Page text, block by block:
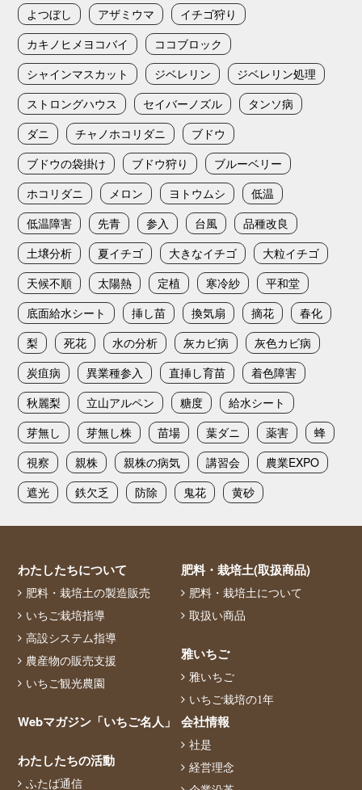
よつぼし
アザミウマ
イチゴ狩り
カキノヒメヨコバイ
ココブロック
シャインマスカット
ジベレリン
ジベレリン処理
ストロングハウス
セイバーノズル
タンソ病
ダニ
チャノホコリダニ
ブドウ
ブドウの袋掛け
ブドウ狩り
ブルーベリー
ホコリダニ
メロン ヨトウムシ
低温
低温障害
先青 参入 台風
品種改良
土壌分析
夏イチゴ 大きなイチゴ
大粒イチゴ
天候不順
太陽熱 定植 寒冷紗
平和堂
底面給水シート
挿し苗 換気扇 摘花
春化
梨
死花 水の分析 灰カビ病
灰色カビ病
炭疽病
異業種参入 直挿し育苗
着色障害
秋麗梨
立山アルペン 糖度
給水シート
芽無し
芽無し株 苗場 葉ダニ 薬害
蜂
視察
親株 親株の病気 講習会
農業EXPO
遮光
鉄欠乏 防除 鬼花 黄砂
わたしたちについて
肥料・栽培土の製造販売
いちご栽培指導
高設システム指導
農産物の販売支援
いちご観光農園
肥料・栽培土(取扱商品)
肥料・栽培土について
取扱い商品
雅いちご
雅いちご
いちご栽培の1年
Webマガジン「いちご名人」
わたしたちの活動
ふたば通信
会社情報
社是
経営理念